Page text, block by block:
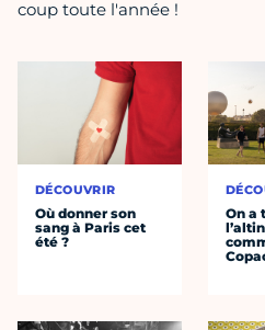
coup toute l'année !
DÉCOUVRIR
Où donner son
sang à Paris cet
été ?
On a